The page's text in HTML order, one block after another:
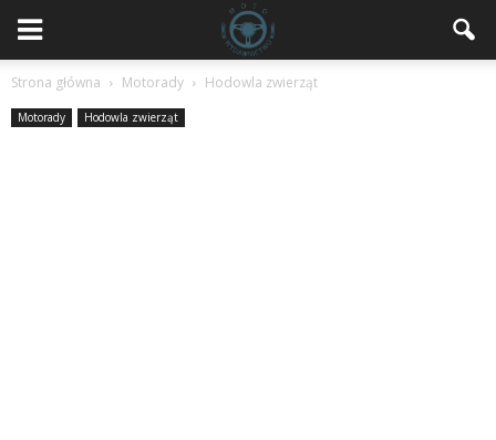
Strona główna Motorady Hodowla zwierząt
Motorady Hodowla zwierząt